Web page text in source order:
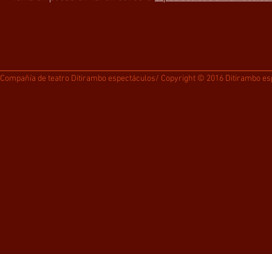
Compañía de teatro Ditirambo espectáculos/ Copyright © 2016 Ditirambo